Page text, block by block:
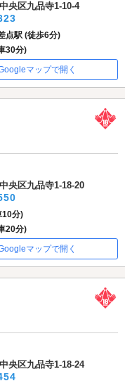
央区九品寺1-10-4
点駅 (徒歩6分)
30分)
マップで開く
央区九品寺1-18-20
10分)
20分)
マップで開く
央区九品寺1-18-24